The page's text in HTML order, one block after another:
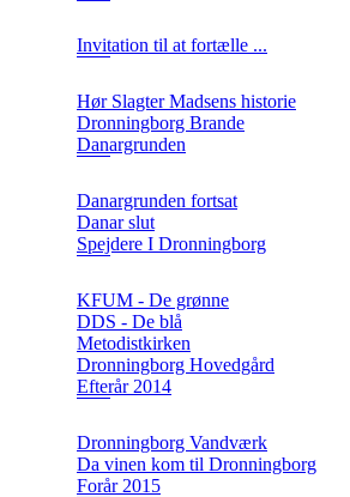
Invitation til at fortælle ...
Hør Slagter Madsens historie
Dronningborg Brande
Danargrunden
Danargrunden fortsat
Danar slut
Spejdere I Dronningborg
KFUM - De grønne
DDS - De blå
Metodistkirken
Dronningborg Hovedgård
Efterår 2014
Dronningborg Vandværk
Da vinen kom til Dronningborg
Forår 2015